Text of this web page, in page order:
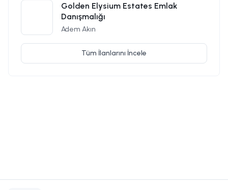
Golden Elysium Estates Emlak
Danışmalığı
Adem Akın
Tüm İlanlarını İncele